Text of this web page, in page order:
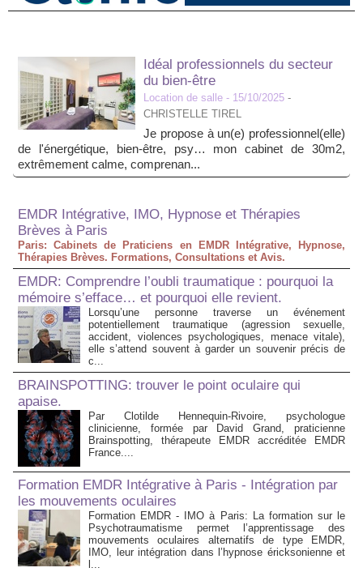
Idéal professionnels du secteur
du bien-être
Location de salle - 15/10/2025 -
CHRISTELLE TIREL
Je propose à un(e) professionnel(elle)
de l'énergétique, bien-être, psy… mon cabinet de 30m2,
extrêmement calme, comprenan...
EMDR Intégrative, IMO, Hypnose et Thérapies
Brèves à Paris
Paris: Cabinets de Praticiens en EMDR Intégrative, Hypnose,
Thérapies Brèves. Formations, Consultations et Avis.
EMDR: Comprendre l’oubli traumatique : pourquoi la
mémoire s’efface… et pourquoi elle revient.
Lorsqu’une personne traverse un événement
potentiellement traumatique (agression sexuelle,
accident, violences psychologiques, menace vitale),
elle s’attend souvent à garder un souvenir précis de
c...
BRAINSPOTTING: trouver le point oculaire qui
apaise.
Par Clotilde Hennequin-Rivoire, psychologue
clinicienne, formée par David Grand, praticienne
Brainspotting, thérapeute EMDR accréditée EMDR
France....
Formation EMDR Intégrative à Paris - Intégration par
les mouvements oculaires
Formation EMDR - IMO à Paris: La formation sur le
Psychotraumatisme permet l’apprentissage des
mouvements oculaires alternatifs de type EMDR,
IMO, leur intégration dans l’hypnose éricksonienne et
l...